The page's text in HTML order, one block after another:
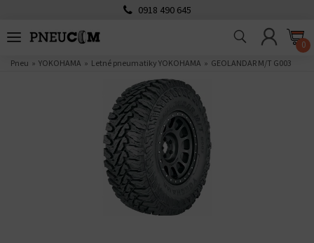
0918 490 645
0
Pneu YOKOHAMA Letné pneumatiky YOKOHAMA GEOLANDAR M/T G003